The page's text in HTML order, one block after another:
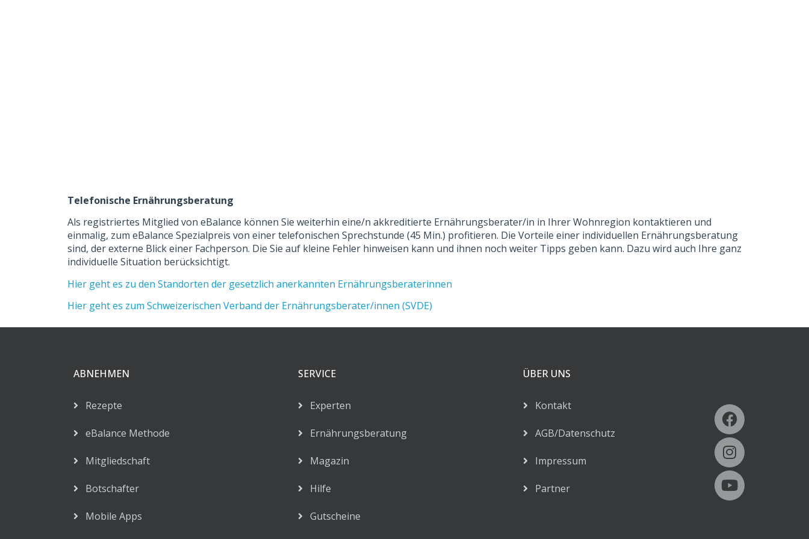
Telefonische Ernährungsberatung
Als registriertes Mitglied von eBalance können Sie weiterhin eine/n akkreditierte Ernährungsberater/in in Ihrer Wohnregion kontaktieren und
einmalig, zum eBalance Spezialpreis von einer telefonischen Sprechstunde (45 Min.) profitieren. Die Vorteile einer individuellen Ernährungsberatung
sind, der externe Blick einer Fachperson. Die Sie auf kleine Fehler hinweisen kann und ihnen noch weiter Tipps geben kann. Dazu wird auch Ihre ganz
individuelle Situation berücksichtigt.
Hier geht es zu den Standorten der gesetzlich anerkannten Ernährungsberaterinnen
Hier geht es zum Schweizerischen Verband der Ernährungsberater/innen (SVDE)
ABNEHMEN
Rezepte
eBalance Methode
Mitgliedschaft
Botschafter
Mobile Apps
SERVICE
Experten
Ernährungsberatung
Magazin
Hilfe
Gutscheine
ÜBER UNS
Kontakt
AGB/Datenschutz
Impressum
Partner